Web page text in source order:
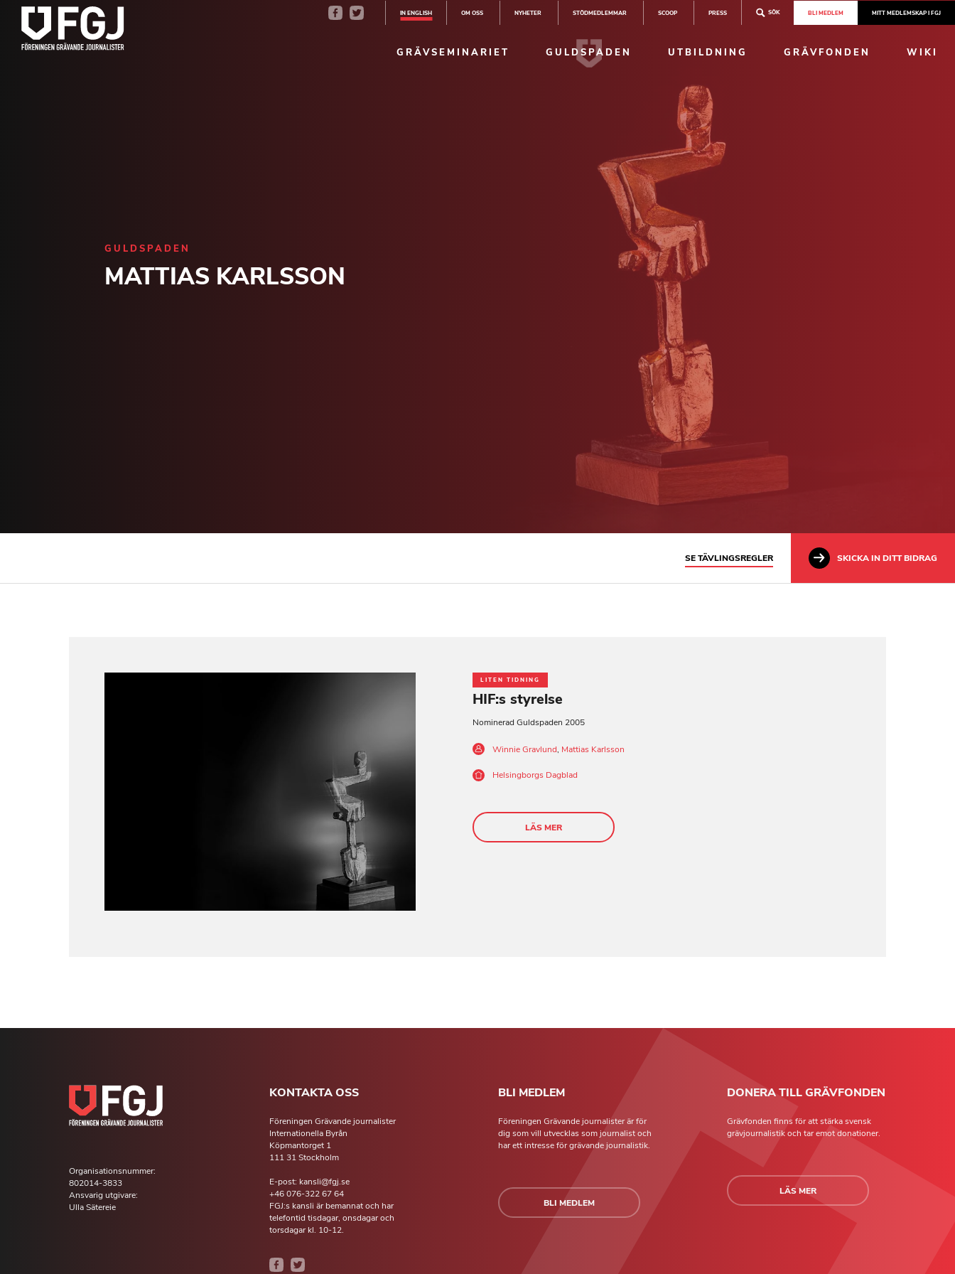
IN ENGLISH OM OSS NYHETER STÖDMEDLEMMAR SCOOP PRESS SÖK BLI MEDLEM MITT MEDLEMSKAP I FGJ
GRÄVSEMINARIET GULDSPADEN UTBILDNING GRÄVFONDEN WIKI
GULDSPADEN
MATTIAS KARLSSON
SE TÄVLINGSREGLER SKICKA IN DITT BIDRAG
LITEN TIDNING
HIF:s styrelse
Nominerad Guldspaden 2005
Winnie Gravlund, Mattias Karlsson
Helsingborgs Dagblad
LÄS MER
Organisationsnummer:
802014-3833
Ansvarig utgivare:
Ulla Sätereie
KONTAKTA OSS
Föreningen Grävande journalister
Internationella Byrån
Köpmantorget 1
111 31 Stockholm
E-post: kansli@fgj.se
+46 076-322 67 64
FGJ:s kansli är bemannat och har
telefontid tisdagar, onsdagar och
torsdagar kl. 10-12.
BLI MEDLEM
Föreningen Grävande journalister är för
dig som vill utvecklas som journalist och
har ett intresse för grävande journalistik.
BLI MEDLEM
DONERA TILL GRÄVFONDEN
Grävfonden finns för att stärka svensk
grävjournalistik och tar emot donationer.
LÄS MER